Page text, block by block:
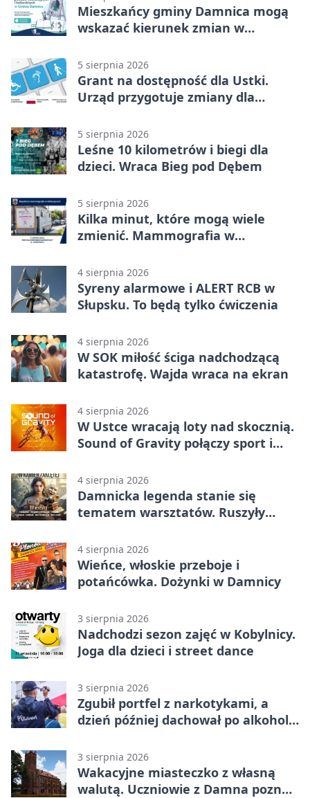
Mieszkańcy gminy Damnica mogą
wskazać kierunek zmian w
5 sierpnia 2026
Grant na dostępność dla Ustki.
Urząd przygotuje zmiany dla
5 sierpnia 2026
Leśne 10 kilometrów i biegi dla
dzieci. Wraca Bieg pod Dębem
5 sierpnia 2026
Kilka minut, które mogą wiele
zmienić. Mammografia w
4 sierpnia 2026
Syreny alarmowe i ALERT RCB w
Słupsku. To będą tylko ćwiczenia
4 sierpnia 2026
W SOK miłość ściga nadchodzącą
katastrofę. Wajda wraca na ekran
4 sierpnia 2026
W Ustce wracają loty nad skocznią.
Sound of Gravity połączy sport i
4 sierpnia 2026
Damnicka legenda stanie się
tematem warsztatów. Ruszyły
4 sierpnia 2026
Wieńce, włoskie przeboje i
potańcówka. Dożynki w Damnicy
3 sierpnia 2026
Nadchodzi sezon zajęć w Kobylnicy.
Joga dla dzieci i street dance
3 sierpnia 2026
Zgubił portfel z narkotykami, a
dzień później dachował po alkoholu
3 sierpnia 2026
Wakacyjne miasteczko z własną
walutą. Uczniowie z Damna poznali